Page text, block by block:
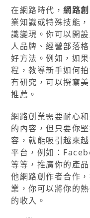
在網路時代，網路
業知識或特殊技能
識變現。你可以開
人品牌、經營部落
好方法。例如，如
程，教導新手如何
有研究，可以撰寫
推薦。
網路創業需要耐心
的內容，但只要你
容，就能吸引越來
平台，例如：
等等，推廣你的產
他網路創作者合作
業，你可以將你的
的收入。